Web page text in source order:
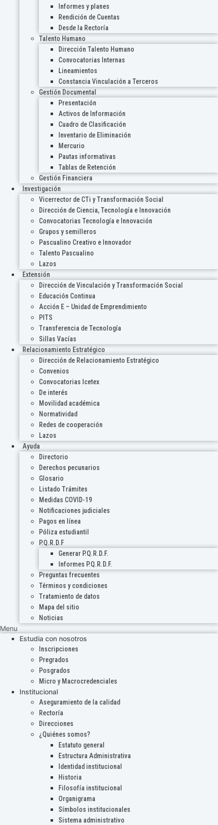
Informes y planes
Rendición de Cuentas
Desde la Rectoría
Talento Humano
Dirección Talento Humano
Convocatorias Internas
Lineamientos
Constancia Vinculación a Terceros
Gestión Documental
Presentación
Activos de Información
Cuadro de Clasificación
Inventario de Eliminación
Mercurio
Pautas informativas
Tablas de Retención
Gestión Financiera
Investigación
Vicerrector de CTi y Transformación Social
Dirección de Ciencia, Tecnología e Innovación
Convocatorias Tecnología e Innovación
Grupos y semilleros
Pascualino Creativo e Innovador
Talento Pascualino
Lazos
Extensión
Dirección de Vinculación y Transformación Social
Educación Continua
Acción E – Unidad de Emprendimiento
PITS
Transferencia de Tecnología
Sillas Vacías
Relacionamiento Estratégico
Dirección de Relacionamiento Estratégico
Convenios
Convocatorias Icetex
De interés
Movilidad académica
Normatividad
Redes de cooperación
Lazos
Ayuda
Directorio
Derechos pecunarios
Glosario
Listado Trámites
Medidas COVID-19
Notificaciones judiciales
Pagos en línea
Póliza estudiantil
P.Q.R.D.F
Generar P.Q.R.D.F.
Informes P.Q.R.D.F.
Preguntas frecuentes
Términos y condiciones
Tratamiento de datos
Mapa del sitio
Noticias
Menu
Estudia con nosotros
Inscripciones
Pregrados
Posgrados
Micro y Macrocredenciales
Institucional
Aseguramiento de la calidad
Rectoría
Direcciones
¿Quiénes somos?
Estatuto general
Estructura Administrativa
Identidad institucional
Historia
Filosofía institucional
Organigrama
Símbolos institucionales
Sistema administrativo